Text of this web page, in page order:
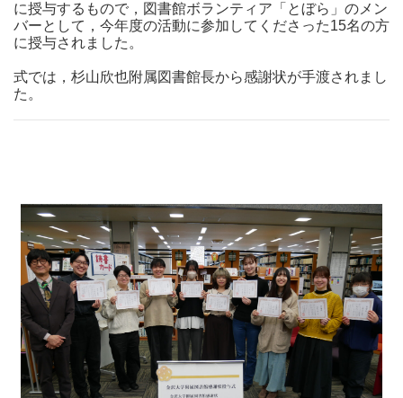
に授与するもので，図書館ボランティア「とぼら」のメン
バーとして，今年度の活動に参加してくださった15名の方
に授与されました。
式では，杉山欣也附属図書館長から感謝状が手渡されまし
た。